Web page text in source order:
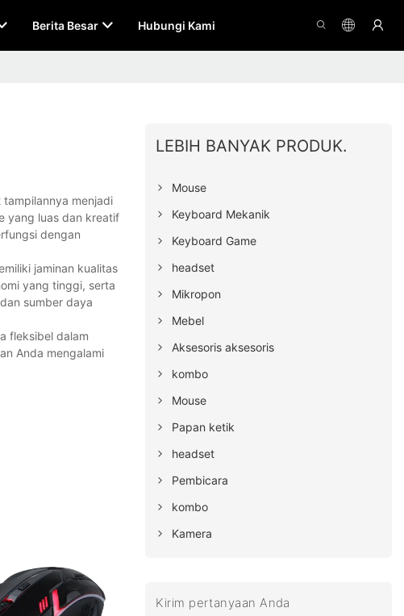
Berita Besar Hubungi Kami
menjadi
yang luas dan kreatif
dengan
jaminan kualitas
yang tinggi, serta
sumber daya
fleksibel dalam
Anda mengalami
LEBIH BANYAK PRODUK.
Mouse
Keyboard Mekanik
Keyboard Game
headset
Mikropon
Mebel
Aksesoris aksesoris
kombo
Mouse
Papan ketik
headset
Pembicara
kombo
Kamera
Kirim pertanyaan Anda